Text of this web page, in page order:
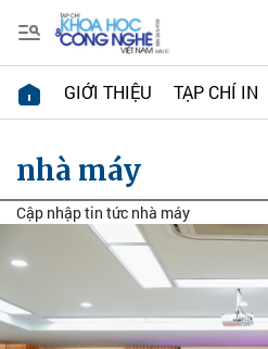
GIỚI THIỆU TẠP CHÍ IN
nhà máy
Cập nhập tin tức nhà máy